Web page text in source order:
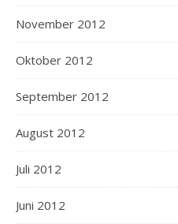
November 2012
Oktober 2012
September 2012
August 2012
Juli 2012
Juni 2012